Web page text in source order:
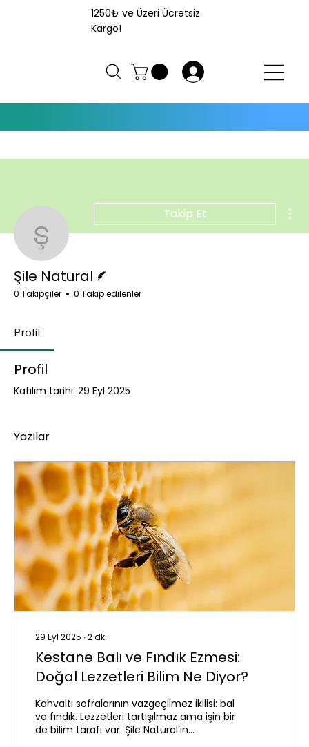
1250₺ ve Üzeri Ücretsiz
Kargo!
Şile Natural
Takip Et
Şile Natural
0 Takipçiler 0 Takip edilenler
Profil
Profil
Katılım tarihi: 29 Eyl 2025
Yazılar
29 Eyl 2025 ∙2dk.
Kestane Balı ve Fındık Ezmesi:
Doğal Lezzetleri Bilim Ne Diyor?
Kahvaltı sofralarının vazgeçilmez ikilisi: bal
ve fındık. Lezzetleri tartışılmaz ama işin bir
de bilim tarafı var. Şile Natural’ın...